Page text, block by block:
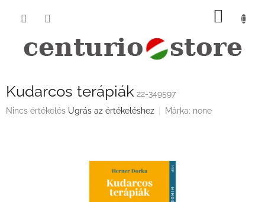
KOSÁR
Kudarcos terápiák 22-349597
A
Nincs értékelés Ugrás az értékeléshez Márka: none